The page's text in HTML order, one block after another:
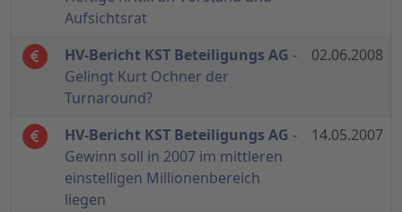
Aufsichtsrat
HV-Bericht KST Beteiligungs AG -
Gelingt Kurt Ochner der
Turnaround?
02.06.2008
HV-Bericht KST Beteiligungs AG -
Gewinn soll in 2007 im mittleren
einstelligen Millionenbereich
liegen
14.05.2007